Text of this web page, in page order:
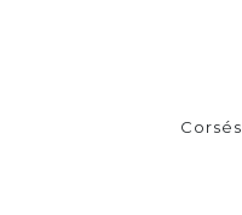
Corsés